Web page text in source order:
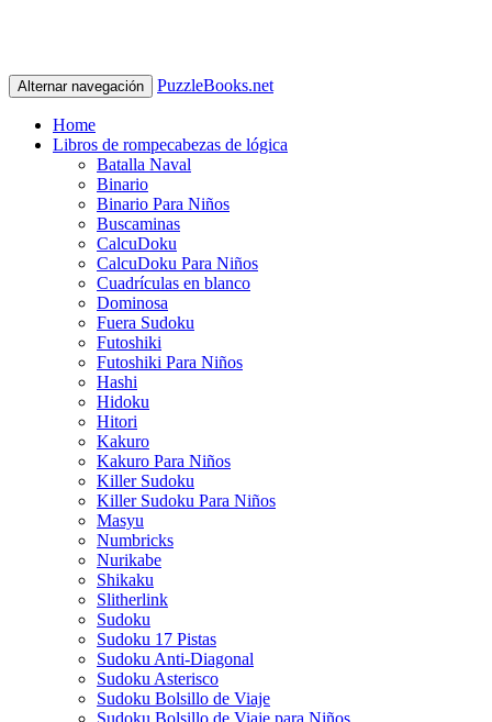
Alternar navegación PuzzleBooks.net
Home
Libros de rompecabezas de lógica
Batalla Naval
Binario
Binario Para Niños
Buscaminas
CalcuDoku
CalcuDoku Para Niños
Cuadrículas en blanco
Dominosa
Fuera Sudoku
Futoshiki
Futoshiki Para Niños
Hashi
Hidoku
Hitori
Kakuro
Kakuro Para Niños
Killer Sudoku
Killer Sudoku Para Niños
Masyu
Numbricks
Nurikabe
Shikaku
Slitherlink
Sudoku
Sudoku 17 Pistas
Sudoku Anti-Diagonal
Sudoku Asterisco
Sudoku Bolsillo de Viaje
Sudoku Bolsillo de Viaje para Niños